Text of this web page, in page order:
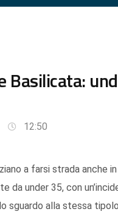
Basilicata:
12:50
a farsi strada anche
da under 35, con
sguardo alla stessa